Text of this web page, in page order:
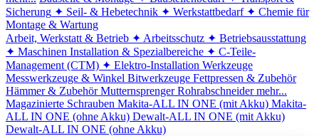
Sicherung ✦ Seil- & Hebetechnik ✦ Werkstattbedarf ✦ Chemie für
Montage & Wartung
Arbeit, Werkstatt & Betrieb ✦ Arbeitsschutz ✦ Betriebsausstattung
✦ Maschinen Installation & Spezialbereiche ✦ C-Teile-
Management (CTM) ✦ Elektro-Installation Werkzeuge
Messwerkzeuge & Winkel Bitwerkzeuge Fettpressen & Zubehör
Hämmer & Zubehör Mutternsprenger Rohrabschneider mehr...
Magazinierte Schrauben Makita-ALL IN ONE (mit Akku) Makita-
ALL IN ONE (ohne Akku) Dewalt-ALL IN ONE (mit Akku)
Dewalt-ALL IN ONE (ohne Akku)